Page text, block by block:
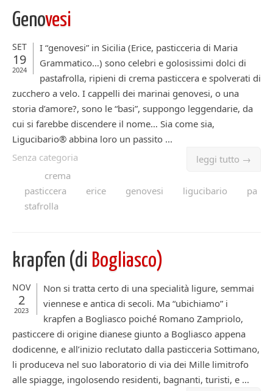
Genovesi
SET
19
2024
I “genovesi” in Sicilia (Erice, pasticceria di Maria
Grammatico…) sono celebri e golosissimi dolci di
pastafrolla, ripieni di crema pasticcera e spolverati di
zucchero a velo. I cappelli dei marinai genovesi, o una
storia d’amore?, sono le “basi”, suppongo leggendarie, da
cui si farebbe discendere il nome… Sia come sia,
Ligucibario® abbina loro un passito ...
leggi tutto →
Senza categoria
crema
pasticcera
erice genovesi ligucibario
pa
stafrolla
krapfen (di Bogliasco)
NOV
2
2023
Non si tratta certo di una specialità ligure, semmai
viennese e antica di secoli. Ma “ubichiamo” i
krapfen a Bogliasco poiché Romano Zampriolo,
pasticcere di origine dianese giunto a Bogliasco appena
dodicenne, e all’inizio reclutato dalla pasticceria Sottimano,
li produceva nel suo laboratorio di via dei Mille limitrofo
alle spiagge, ingolosendo residenti, bagnanti, turisti, e ...